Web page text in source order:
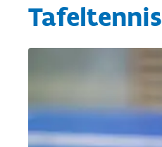
Tafeltennis